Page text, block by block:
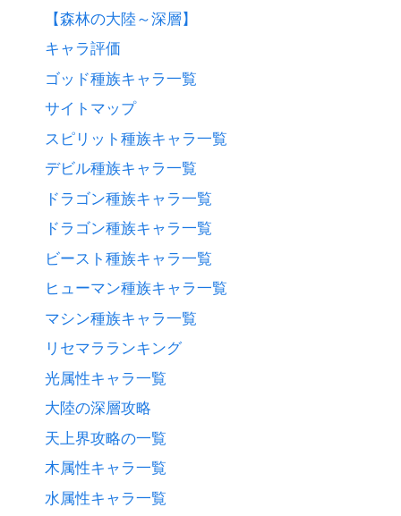
【森林の大陸～深層】
キャラ評価
ゴッド種族キャラ一覧
サイトマップ
スピリット種族キャラ一覧
デビル種族キャラ一覧
ドラゴン種族キャラ一覧
ドラゴン種族キャラ一覧
ビースト種族キャラ一覧
ヒューマン種族キャラ一覧
マシン種族キャラ一覧
リセマラランキング
光属性キャラ一覧
大陸の深層攻略
天上界攻略の一覧
木属性キャラ一覧
水属性キャラ一覧